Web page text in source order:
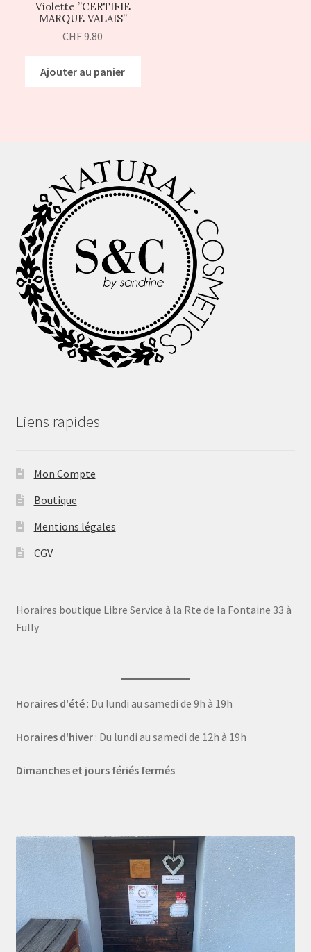
Violette ”CERTIFIE
MARQUE VALAIS”
CHF9.80
Ajouter au panier
Liens rapides
Mon Compte
Boutique
Mentions légales
CGV
Horaires boutique Libre Service à la Rte de la Fontaine 33 à
Fully
Horaires d'été: Du lundi au samedi de 9h à 19h
Horaires d'hiver: Du lundi au samedi de 12h à 19h
Dimanches et jours fériés fermés